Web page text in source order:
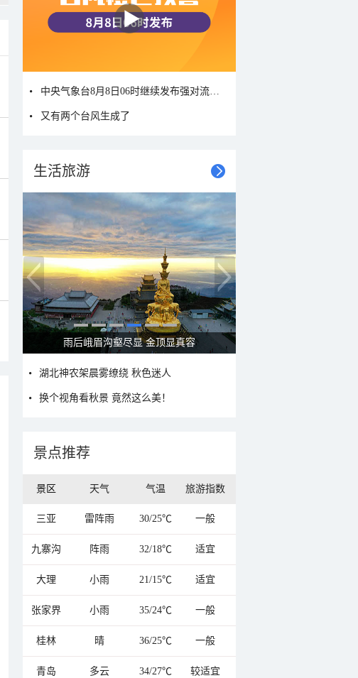
又有两个台风生成了
生活旅游
秋意浓 蓝天映衬下的哈尔滨伏尔加庄园
湖北神农架晨雾缭绕 秋色迷人
换个视角看秋景 竟然这么美！
景点推荐
景区 天气 气温 旅游指数
三亚 雷阵雨 30/25℃ 一般
九寨沟 阵雨 32/18℃ 适宜
大理 小雨 21/15℃ 适宜
张家界 小雨 35/24℃ 一般
桂林 晴 36/25℃ 一般
青岛 多云 34/27℃ 较适宜